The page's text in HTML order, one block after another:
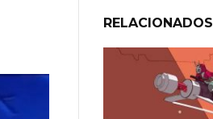
RELACIONADOS